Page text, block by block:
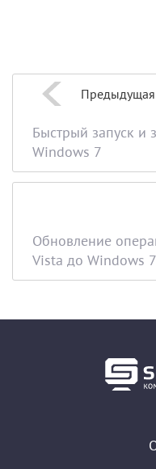
Предыдущая
Быстрый запуск и
Windows 7
Обновление
Vista до Windows 7